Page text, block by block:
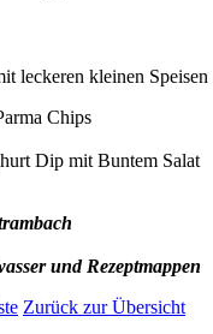
leckeren kleinen
Chips
Dip mit Buntem Salat
und Rezeptmappen
Zurück zur Übersicht